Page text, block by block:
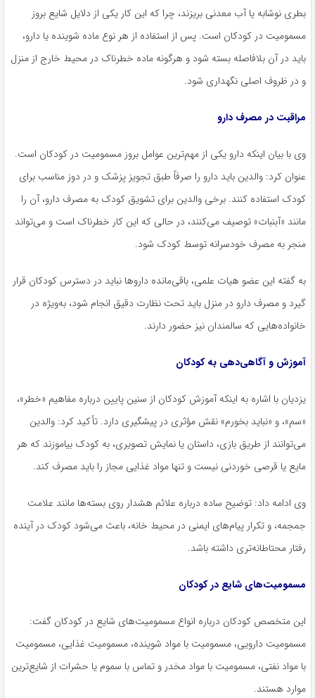
بطری نوشابه یا آب معدنی بریزند، چرا که این کار یکی از دلایل شایع بروز
مسمومیت در کودکان است. پس از استفاده از هر نوع ماده شوینده یا دارو،
باید در آن بلافاصله بسته شود و هرگونه ماده خطرناک در محیط خارج از منزل
و در ظروف اصلی نگهداری شود.
مراقبت در مصرف دارو
وی با بیان اینکه دارو یکی از مهم‌ترین عوامل بروز مسمومیت در کودکان است.
عنوان کرد: والدین باید دارو را صرفاً طبق تجویز پزشک و در دوز مناسب برای
کودک استفاده کنند. برخی والدین برای تشویق کودک به مصرف دارو، آن را
مانند «آبنبات» توصیف می‌کنند، در حالی که این کار خطرناک است و می‌تواند
منجر به مصرف خودسرانه توسط کودک شود.
به گفته این عضو هیات علمی، باقی‌مانده داروها نباید در دسترس کودکان قرار
گیرد و مصرف دارو در منزل باید تحت نظارت دقیق انجام شود، به‌ویژه در
خانواده‌هایی که سالمندان نیز حضور دارند.
آموزش و آگاهی‌دهی به کودکان
یزدیان با اشاره به اینکه آموزش کودکان از سنین پایین درباره مفاهیم «خطر»،
«سم»، و «نباید بخورم» نقش مؤثری در پیشگیری دارد. تأکید کرد: والدین
می‌توانند از طریق بازی، داستان یا نمایش تصویری، به کودک بیاموزند که هر
مایع یا قرصی خوردنی نیست و تنها مواد غذایی مجاز را باید مصرف کند.
وی ادامه داد: توضیح ساده درباره علائم هشدار روی بسته‌ها مانند علامت
جمجمه، و تکرار پیام‌های ایمنی در محیط خانه، باعث می‌شود کودک در آینده
رفتار محتاطانه‌تری داشته باشد.
مسمومیت‌های شایع در کودکان
این متخصص کودکان درباره انواع مسمومیت‌های شایع در کودکان گفت:
مسمومیت دارویی، مسمومیت با مواد شوینده، مسمومیت غذایی، مسمومیت
با مواد نفتی، مسمومیت با مواد مخدر و تماس با سموم یا حشرات از شایع‌ترین
موارد هستند.